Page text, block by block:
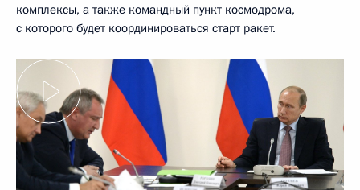
комплексы, а также командный пункт космодрома,
с которого будет координироваться старт ракет.